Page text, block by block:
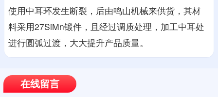
使用中耳环发生断裂，后由鸣山机械来供货，其材
料采用27SiMn锻件，且经过调质处理，加工中耳处
进行圆弧过渡，大大提升产品质量。
在线留言